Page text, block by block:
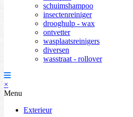
schuimshampoo
insectenreiniger
drooghulp - wax
ontvetter
wasplaatsreinigers
diversen
wasstraat - rollover
×
Menu
Exterieur